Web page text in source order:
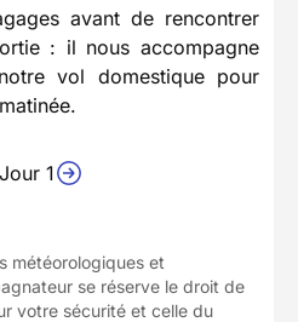
avant de rencontrer
: il nous accompagne
vol domestique pour
Jour 1
météorologiques et
se réserve le droit de
votre sécurité et celle du